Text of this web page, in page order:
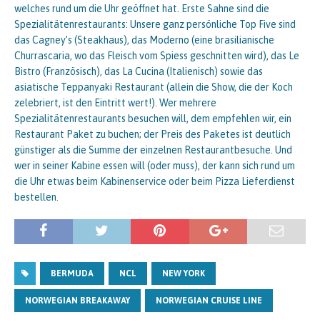
welches rund um die Uhr geöffnet hat. Erste Sahne sind die
Spezialitätenrestaurants: Unsere ganz persönliche Top Five sind
das Cagney’s (Steakhaus), das Moderno (eine brasilianische
Churrascaria, wo das Fleisch vom Spiess geschnitten wird), das Le
Bistro (Französisch), das La Cucina (Italienisch) sowie das
asiatische Teppanyaki Restaurant (allein die Show, die der Koch
zelebriert, ist den Eintritt wert!). Wer mehrere
Spezialitätenrestaurants besuchen will, dem empfehlen wir, ein
Restaurant Paket zu buchen; der Preis des Paketes ist deutlich
günstiger als die Summe der einzelnen Restaurantbesuche. Und
wer in seiner Kabine essen will (oder muss), der kann sich rund um
die Uhr etwas beim Kabinenservice oder beim Pizza Lieferdienst
bestellen.
BERMUDA NCL NEW YORK
NORWEGIAN BREAKAWAY NORWEGIAN CRUISE LINE